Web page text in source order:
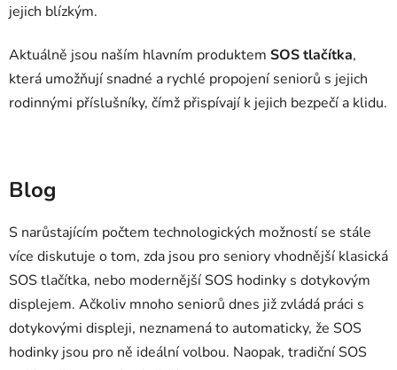
jejich blízkým.
Aktuálně jsou naším hlavním produktem SOS tlačítka,
která umožňují snadné a rychlé propojení seniorů s jejich
rodinnými příslušníky, čímž přispívají k jejich bezpečí a klidu.
Blog
S narůstajícím počtem technologických možností se stále
více diskutuje o tom, zda jsou pro seniory vhodnější klasická
SOS tlačítka, nebo modernější SOS hodinky s dotykovým
displejem. Ačkoliv mnoho seniorů dnes již zvládá práci s
dotykovými displeji, neznamená to automaticky, že SOS
hodinky jsou pro ně ideální volbou. Naopak, tradiční SOS